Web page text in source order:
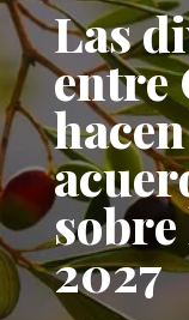
Las
entre
2027